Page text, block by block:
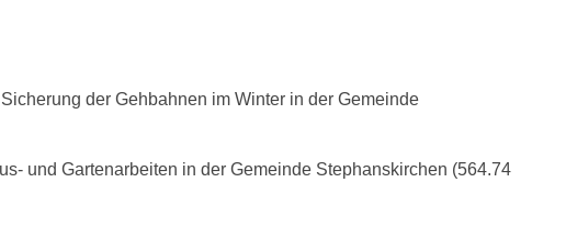
der Gehbahnen im Winter in der Gemeinde
und Gartenarbeiten in der Gemeinde Stephanskirchen (564.74